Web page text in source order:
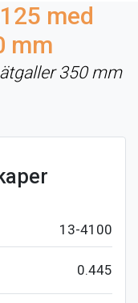
med
mm
350 mm
13-4100
0.445